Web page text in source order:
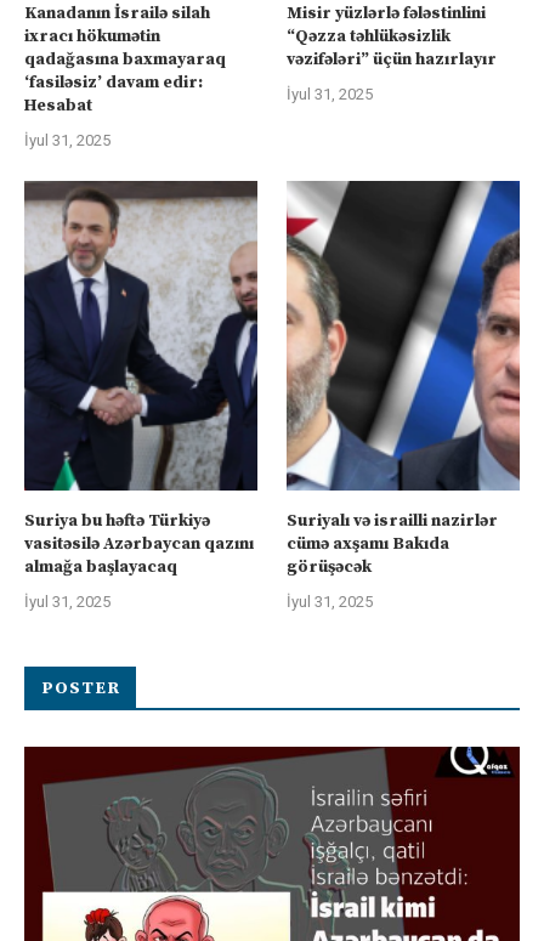
Kanadanın İsrailə silah
ixracı hökumətin
qadağasına baxmayaraq
‘fasiləsiz’ davam edir:
Hesabat
İyul 31, 2025
Misir yüzlərlə fələstinlini
“Qəzza təhlükəsizlik
vəzifələri” üçün hazırlayır
İyul 31, 2025
Suriya bu həftə Türkiyə
vasitəsilə Azərbaycan qazını
almağa başlayacaq
İyul 31, 2025
Suriyalı və israilli nazirlər
cümə axşamı Bakıda
görüşəcək
İyul 31, 2025
POSTER